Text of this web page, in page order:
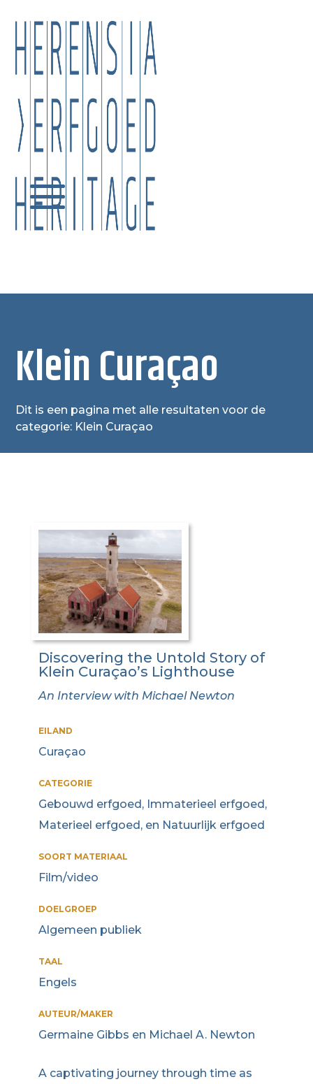
Klein Curaçao
Dit is een pagina met alle resultaten voor de
categorie: Klein Curaçao
Discovering the Untold Story of
Klein Curaçao’s Lighthouse
An Interview with Michael Newton
EILAND
Curaçao
CATEGORIE
Gebouwd erfgoed, Immaterieel erfgoed,
Materieel erfgoed, en Natuurlijk erfgoed
SOORT MATERIAAL
Film/video
DOELGROEP
Algemeen publiek
TAAL
Engels
AUTEUR/MAKER
Germaine Gibbs en Michael A. Newton
A captivating journey through time as